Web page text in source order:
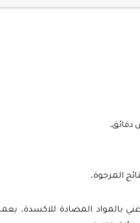
دقائق.
المرجوة.
بالمواد المضادة للاكسدة.